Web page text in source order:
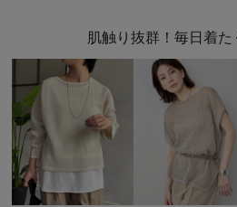
肌触り抜群！毎日着た